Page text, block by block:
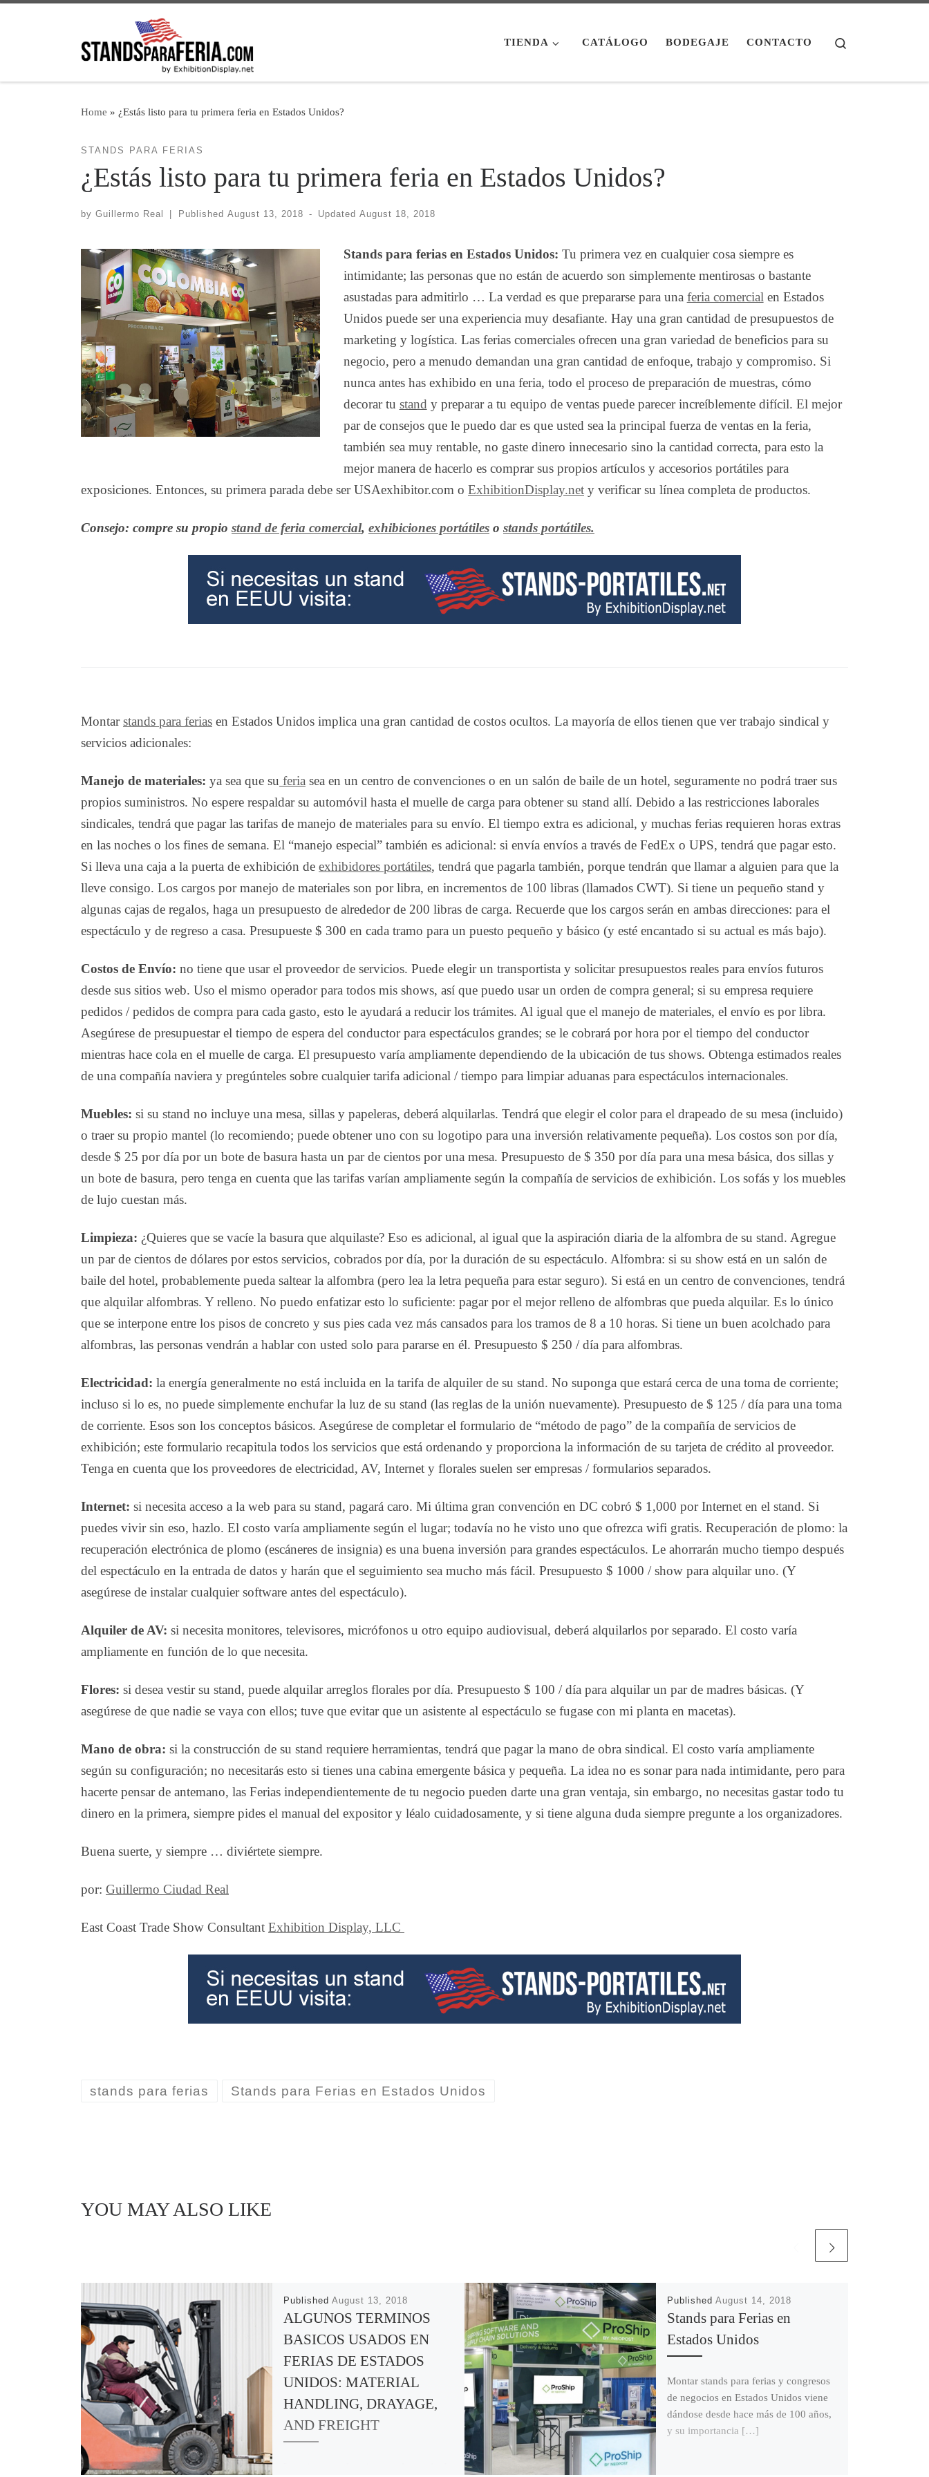
TIENDA CATÁLOGO BODEGAJE CONTACTO
Home » ¿Estás listo para tu primera feria en Estados Unidos?
STANDS PARA FERIAS
¿Estás listo para tu primera feria en Estados Unidos?
by Guillermo Real Published August 13, 2018 - UpdatedAugust 18, 2018
Stands para ferias en Estados Unidos: Tu primera vez en cualquier cosa siempre es
intimidante; las personas que no están de acuerdo son simplemente mentirosas o bastante
asustadas para admitirlo … La verdad es que prepararse para una feria comercialen Estados
Unidos puede ser una experiencia muy desafiante. Hay una gran cantidad de presupuestos de
marketing y logística. Las ferias comerciales ofrecen una gran variedad de beneficios para su
negocio, pero a menudo demandan una gran cantidad de enfoque, trabajo y compromiso. Si
nunca antes has exhibido en una feria, todo el proceso de preparación de muestras, cómo
decorar tu stand y preparar a tu equipo de ventas puede parecer increíblemente difícil. El mejor
par de consejos que le puedo dar es que usted sea la principal fuerza de ventas en la feria,
también sea muy rentable, no gaste dinero innecesario sino la cantidad correcta, para esto la
mejor manera de hacerlo es comprar sus propios artículos y accesorios portátiles para
exposiciones. Entonces, su primera parada debe ser USAexhibitor.com o ExhibitionDisplay.net y verificar su línea completa de productos.
Consejo: compre su propio stand de feria comercial, exhibiciones portátiles o stands portátiles.
Montarstands para ferias en Estados Unidos implica una gran cantidad de costos ocultos. La mayoría de ellos tienen que ver trabajo sindical y
servicios adicionales:
Manejo de materiales: ya sea que su feria sea en un centro de convenciones o en un salón de baile de un hotel, seguramente no podrá traer sus
propios suministros. No espere respaldar su automóvil hasta el muelle de carga para obtener su stand allí. Debido a las restricciones laborales
sindicales, tendrá que pagar las tarifas de manejo de materiales para su envío. El tiempo extra es adicional, y muchas ferias requieren horas extras
en las noches o los fines de semana. El “manejo especial” también es adicional: si envía envíos a través de FedEx o UPS, tendrá que pagar esto.
Si lleva una caja a la puerta de exhibición de exhibidores portátiles, tendrá que pagarla también, porque tendrán que llamar a alguien para que la
lleve consigo. Los cargos por manejo de materiales son por libra, en incrementos de 100 libras (llamados CWT). Si tiene un pequeño stand y
algunas cajas de regalos, haga un presupuesto de alrededor de 200 libras de carga. Recuerde que los cargos serán en ambas direcciones: para el
espectáculo y de regreso a casa. Presupueste $ 300 en cada tramo para un puesto pequeño y básico (y esté encantado si su actual es más bajo).
Costos de Envío: no tiene que usar el proveedor de servicios. Puede elegir un transportista y solicitar presupuestos reales para envíos futuros
desde sus sitios web. Uso el mismo operador para todos mis shows, así que puedo usar un orden de compra general; si su empresa requiere
pedidos / pedidos de compra para cada gasto, esto le ayudará a reducir los trámites. Al igual que el manejo de materiales, el envío es por libra.
Asegúrese de presupuestar el tiempo de espera del conductor para espectáculos grandes; se le cobrará por hora por el tiempo del conductor
mientras hace cola en el muelle de carga. El presupuesto varía ampliamente dependiendo de la ubicación de tus shows. Obtenga estimados reales
de una compañía naviera y pregúnteles sobre cualquier tarifa adicional / tiempo para limpiar aduanas para espectáculos internacionales.
Muebles: si su stand no incluye una mesa, sillas y papeleras, deberá alquilarlas. Tendrá que elegir el color para el drapeado de su mesa (incluido)
o traer su propio mantel (lo recomiendo; puede obtener uno con su logotipo para una inversión relativamente pequeña). Los costos son por día,
desde $ 25 por día por un bote de basura hasta un par de cientos por una mesa. Presupuesto de $ 350 por día para una mesa básica, dos sillas y
un bote de basura, pero tenga en cuenta que las tarifas varían ampliamente según la compañía de servicios de exhibición. Los sofás y los muebles
de lujo cuestan más.
Limpieza: ¿Quieres que se vacíe la basura que alquilaste? Eso es adicional, al igual que la aspiración diaria de la alfombra de su stand. Agregue
un par de cientos de dólares por estos servicios, cobrados por día, por la duración de su espectáculo. Alfombra: si su show está en un salón de
baile del hotel, probablemente pueda saltear la alfombra (pero lea la letra pequeña para estar seguro). Si está en un centro de convenciones, tendrá
que alquilar alfombras. Y relleno. No puedo enfatizar esto lo suficiente: pagar por el mejor relleno de alfombras que pueda alquilar. Es lo único
que se interpone entre los pisos de concreto y sus pies cada vez más cansados ​​para los tramos de 8 a 10 horas. Si tiene un buen acolchado para
alfombras, las personas vendrán a hablar con usted solo para pararse en él. Presupuesto $ 250 / día para alfombras.
Electricidad: la energía generalmente no está incluida en la tarifa de alquiler de su stand. No suponga que estará cerca de una toma de corriente;
incluso si lo es, no puede simplemente enchufar la luz de su stand (las reglas de la unión nuevamente). Presupuesto de $ 125 / día para una toma
de corriente. Esos son los conceptos básicos. Asegúrese de completar el formulario de “método de pago” de la compañía de servicios de
exhibición; este formulario recapitula todos los servicios que está ordenando y proporciona la información de su tarjeta de crédito al proveedor.
Tenga en cuenta que los proveedores de electricidad, AV, Internet y florales suelen ser empresas / formularios separados.
Internet: si necesita acceso a la web para su stand, pagará caro. Mi última gran convención en DC cobró $ 1,000 por Internet en el stand. Si
puedes vivir sin eso, hazlo. El costo varía ampliamente según el lugar; todavía no he visto uno que ofrezca wifi gratis. Recuperación de plomo: la
recuperación electrónica de plomo (escáneres de insignia) es una buena inversión para grandes espectáculos. Le ahorrarán mucho tiempo después
del espectáculo en la entrada de datos y harán que el seguimiento sea mucho más fácil. Presupuesto $ 1000 / show para alquilar uno. (Y
asegúrese de instalar cualquier software antes del espectáculo).
Alquiler de AV: si necesita monitores, televisores, micrófonos u otro equipo audiovisual, deberá alquilarlos por separado. El costo varía
ampliamente en función de lo que necesita.
Flores: si desea vestir su stand, puede alquilar arreglos florales por día. Presupuesto $ 100 / día para alquilar un par de madres básicas. (Y
asegúrese de que nadie se vaya con ellos; tuve que evitar que un asistente al espectáculo se fugase con mi planta en macetas).
Mano de obra: si la construcción de su stand requiere herramientas, tendrá que pagar la mano de obra sindical. El costo varía ampliamente
según su configuración; no necesitarás esto si tienes una cabina emergente básica y pequeña. La idea no es sonar para nada intimidante, pero para
hacerte pensar de antemano, las Ferias independientemente de tu negocio pueden darte una gran ventaja, sin embargo, no necesitas gastar todo tu
dinero en la primera, siempre pides el manual del expositor y léalo cuidadosamente, y si tiene alguna duda siempre pregunte a los organizadores.
Buena suerte, y siempre … diviértete siempre.
por: Guillermo Ciudad Real
East Coast Trade Show Consultant Exhibition Display, LLC
stands para ferias Stands para Ferias en Estados Unidos
YOU MAY ALSO LIKE
Published August 13, 2018
ALGUNOS TERMINOS
BASICOS USADOS EN
FERIAS DE ESTADOS
UNIDOS: MATERIAL
HANDLING, DRAYAGE,
AND FREIGHT
Published August 14, 2018
Stands para Ferias en
Estados Unidos
Montar stands para ferias y congresos
de negocios en Estados Unidos viene
dándose desde hace más de 100 años,
y su importancia […]